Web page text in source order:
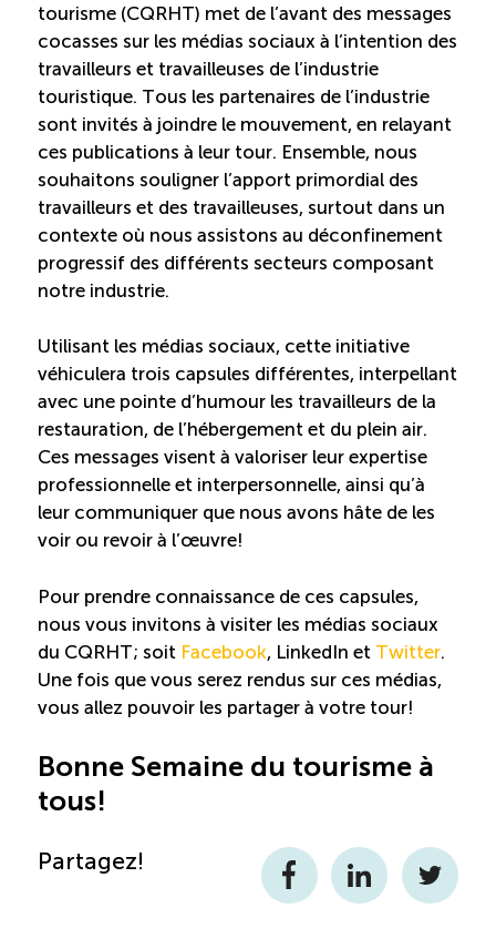
Ressources
Compétences et formations
Nouvelles formations
Programme de formation EMERIT
Cuisinier : programme alternance travail-étude
(COUD)
Apprentissage en milieu de travail (PAMT)
Reconnaissance des compétences (RCMO)
Initiatives
Destination IA: Un franc succès
Diagnostic régional Nord-du-Québec
touristiques
tourisme (CQRHT) met de l’avant des messages
cocasses sur les médias sociaux à l’intention des
travailleurs et travailleuses de l’industrie
touristique. Tous les partenaires de l’industrie
sont invités à joindre le mouvement, en relayant
ces publications à leur tour. Ensemble, nous
souhaitons souligner l’apport primordial des
travailleurs et des travailleuses, surtout dans un
contexte où nous assistons au déconfinement
progressif des différents secteurs composant
notre industrie.
Utilisant les médias sociaux, cette initiative
véhiculera trois capsules différentes, interpellant
avec une pointe d’humour les travailleurs de la
restauration, de l’hébergement et du plein air.
Ces messages visent à valoriser leur expertise
professionnelle et interpersonnelle, ainsi qu’à
leur communiquer que nous avons hâte de les
voir ou revoir à l’œuvre!
Pour prendre connaissance de ces capsules,
nous vous invitons à visiter les médias sociaux
du CQRHT; soit Facebook, LinkedIn et Twitter.
Une fois que vous serez rendus sur ces médias,
vous allez pouvoir les partager à votre tour!
Bonne Semaine du tourisme à
tous!
Partagez!
FacebookLinkedInTwitter